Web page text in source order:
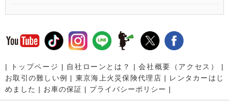
| トップページ | 自社ローンとは？ |会社概要（アクセス）
|
お取引の難しい例
| 東京海上火災保険代理店 | レンタカーはじ
めました | お車の保証 | プライバシーポリシー |